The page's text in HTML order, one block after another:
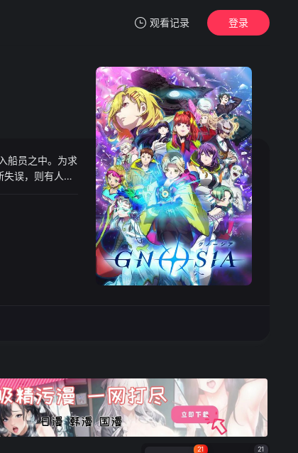
观看记录
暂无观看影片的记录
登录
船员之中。为求
误，则有人会
么，祝您旅途
21 21